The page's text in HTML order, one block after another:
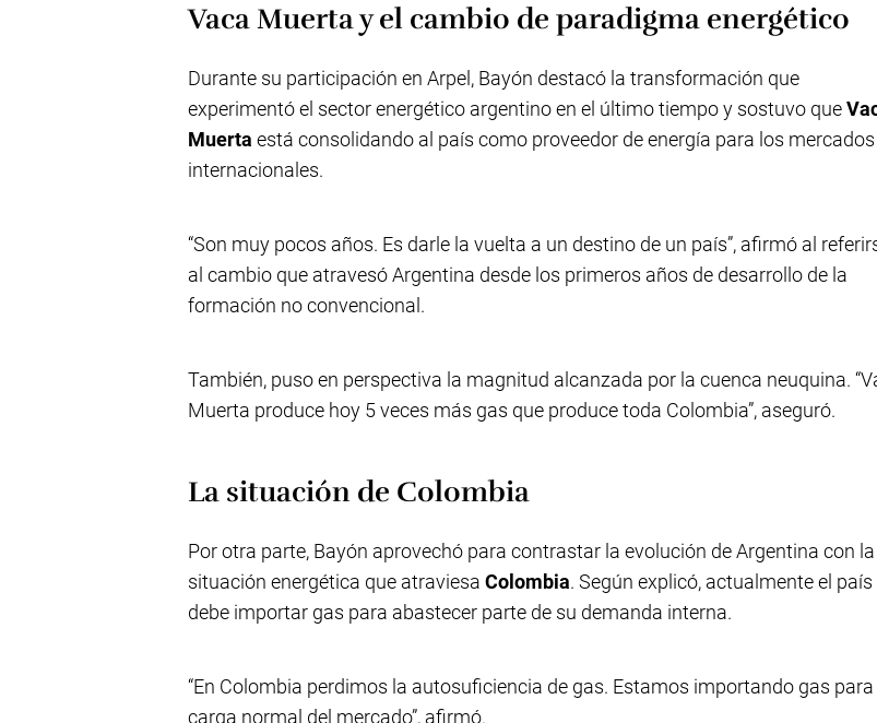
Vaca Muerta y el cambio de paradigma energético
Durante su participación en Arpel, Bayón destacó la transformación que
experimentó el sector energético argentino en el último tiempo y sostuvo que
Muerta está consolidando al país como proveedor de energía para los mercados
internacionales.
“Son muy pocos años. Es darle la vuelta a un destino de un país”, afirmó al
al cambio que atravesó Argentina desde los primeros años de desarrollo de la
formación no convencional.
También, puso en perspectiva la magnitud alcanzada por la cuenca neuquina.
Muerta produce hoy 5 veces más gas que produce toda Colombia”, aseguró.
La situación de Colombia
Por otra parte, Bayón aprovechó para contrastar la evolución de Argentina con la
situación energética que atraviesa Colombia. Según explicó, actualmente el país
debe importar gas para abastecer parte de su demanda interna.
“En Colombia perdimos la autosuficiencia de gas. Estamos importando gas para
carga normal del mercado”, afirmó.